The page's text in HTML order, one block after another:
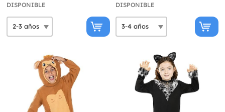
DISPONIBLE DISPONIBLE